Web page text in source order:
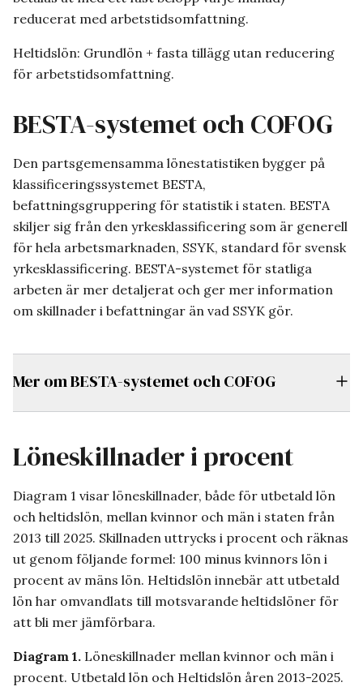
reducerat med arbetstidsomfattning.
Heltidslön: Grundlön + fasta tillägg utan reducering
för arbetstidsomfattning.
BESTA-systemet och COFOG
Den partsgemensamma lönestatistiken bygger på
klassificeringssystemet BESTA,
befattningsgruppering för statistik i staten. BESTA
skiljer sig från den yrkesklassificering som är generell
för hela arbetsmarknaden, SSYK, standard för svensk
yrkesklassificering. BESTA-systemet för statliga
arbeten är mer detaljerat och ger mer information
om skillnader i befattningar än vad SSYK gör.
Mer om BESTA-systemet och COFOG
Löneskillnader i procent
Diagram 1 visar löneskillnader, både för utbetald lön
och heltidslön, mellan kvinnor och män i staten från
2013 till 2025. Skillnaden uttrycks i procent och räknas
ut genom följande formel: 100 minus kvinnors lön i
procent av mäns lön. Heltidslön innebär att utbetald
lön har omvandlats till motsvarande heltidslöner för
att bli mer jämförbara.
Diagram 1. Löneskillnader mellan kvinnor och män i
procent. Utbetald lön och Heltidslön åren 2013-2025.